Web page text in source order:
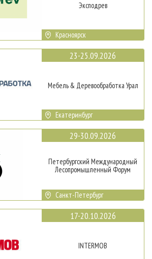
Эксподрев
Красноярск
23-25.09.2026
Мебель & Деревообработка Урал
Екатеринбург
29-30.09.2026
Петербургский Международный
Лесопромышленный Форум
Санкт-Петербург
17-20.10.2026
INTERMOB